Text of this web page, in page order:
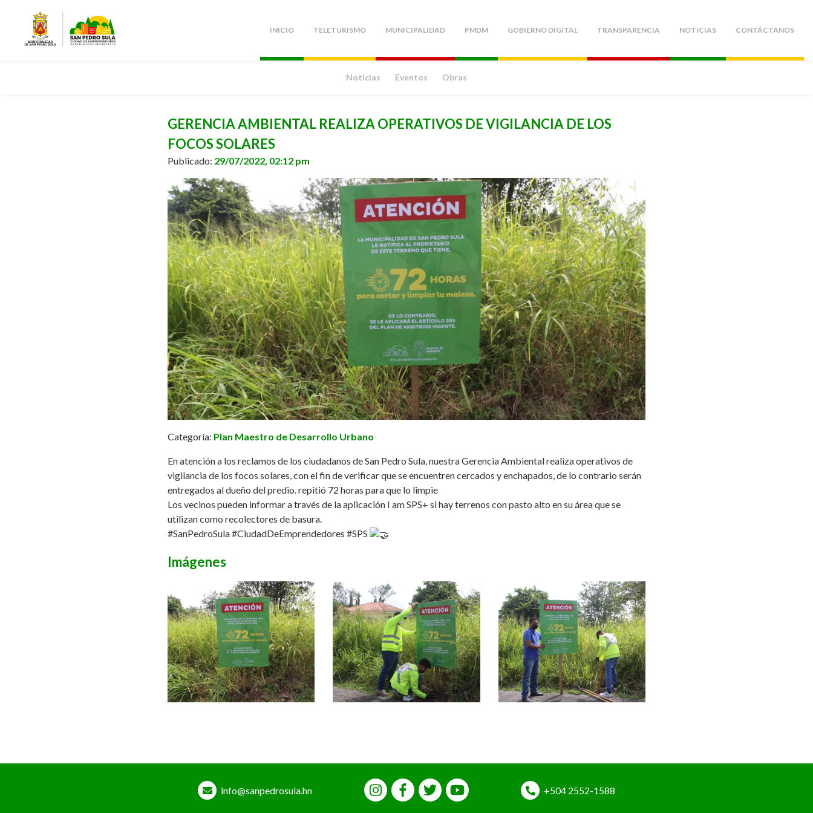
INICIO TELETURISMO MUNICIPALIDAD PMDM GOBIERNO DIGITAL TRANSPARENCIA NOTICIAS CONTÁCTANOS
Noticias Eventos Obras
GERENCIA AMBIENTAL REALIZA OPERATIVOS DE VIGILANCIA DE LOS
FOCOS SOLARES
Publicado: 29/07/2022, 02:12 pm
Categoría: Plan Maestro de Desarrollo Urbano
En atención a los reclamos de los ciudadanos de San Pedro Sula, nuestra Gerencia Ambiental realiza operativos de
vigilancia de los focos solares, con el fin de verificar que se encuentren cercados y enchapados, de lo contrario serán
entregados al dueño del predio. repitió 72 horas para que lo limpie
Los vecinos pueden informar a través de la aplicación I am SPS+ si hay terrenos con pasto alto en su área que se
utilizan como recolectores de basura.
#SanPedroSula#CiudadDeEmprendedores #SPS
Imágenes
info@sanpedrosula.hn +504 2552-1588